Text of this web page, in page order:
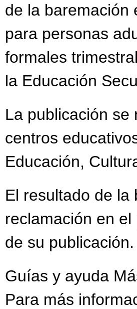
de la baremación
para personas
formales
la Educación
La publicación se
centros
Educación,
El resultado de la
reclamación en
de su publicación.
Guías y ayuda
Para más